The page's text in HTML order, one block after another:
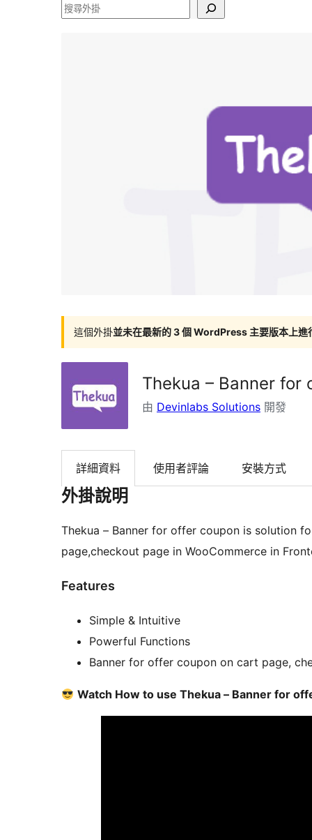
搜
這個外掛並未在最新的 3 個 WordPress 主要版本上進
Thekua – Banner for
由 Devinlabs Solutions 開發
詳細資料 使用者評論 安裝方式
外掛說明
Thekua – Banner for offer coupon is solution
page,checkout page in WooCommerce in
Features
Simple & Intuitive
Powerful Functions
Banner for offer coupon on cart page,
Watch How to use Thekua – Banner for